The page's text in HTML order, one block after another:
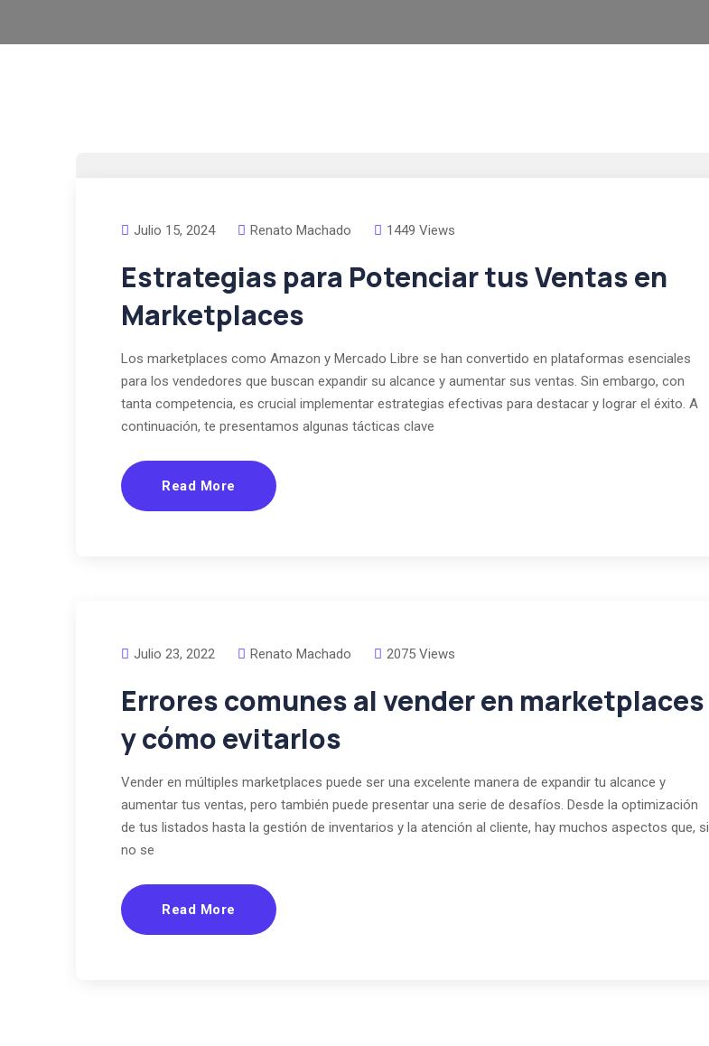
Julio 15, 2024 Renato Machado 1449 Views
Estrategias para Potenciar tus Ventas en
Marketplaces
Los marketplaces como Amazon y Mercado Libre se han convertido en plataformas esenciales
para los vendedores que buscan expandir su alcance y aumentar sus ventas. Sin embargo, con
tanta competencia, es crucial implementar estrategias efectivas para destacar y lograr el éxito. A
continuación, te presentamos algunas tácticas clave
Read More
Julio 23, 2022 Renato Machado 2075 Views
Errores comunes al vender en marketplaces
y cómo evitarlos
Vender en múltiples marketplaces puede ser una excelente manera de expandir tu alcance y
aumentar tus ventas, pero también puede presentar una serie de desafíos. Desde la optimización
de tus listados hasta la gestión de inventarios y la atención al cliente, hay muchos aspectos que, si
no se
Read More